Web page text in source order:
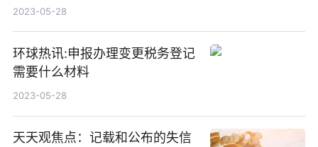
2023-05-28
环球热讯:申报办理变更税务登记
需要什么材料
2023-05-28
天天观焦点：记载和公布的失信